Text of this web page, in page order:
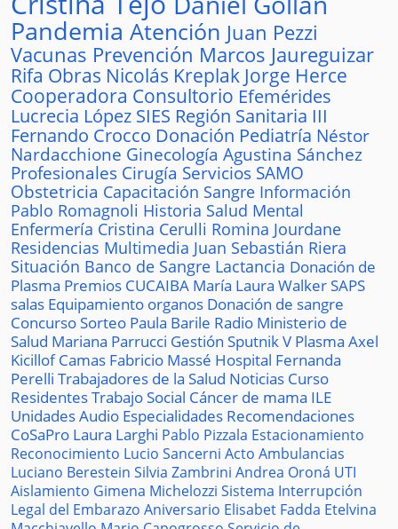
Pandemia Atención Juan Pezzi
Vacunas Prevención Marcos Jaureguizar
Rifa Obras Nicolás Kreplak Jorge Herce
Cooperadora Consultorio Efemérides
Lucrecia López SIES Región Sanitaria III
Fernando Crocco Donación Pediatría Néstor
Nardacchione Ginecología Agustina Sánchez
Profesionales Cirugía Servicios SAMO
Obstetricia Capacitación Sangre Información
Pablo Romagnoli Historia Salud Mental
Enfermería Cristina Cerulli Romina Jourdane
Residencias Multimedia Juan Sebastián Riera
Situación Banco de Sangre Lactancia Donación de
Plasma Premios CUCAIBA María Laura WalkerSAPS
salas Equipamiento organos Donación de sangre
ConcursoSorteo Paula Barile Radio Ministerio de
Salud Mariana Parrucci Gestión Sputnik V Plasma Axel
KicillofCamas Fabricio Massé Hospital Fernanda
Perelli Trabajadores de la Salud Noticias Curso
ResidentesTrabajo Social Cáncer de mama ILE
UnidadesAudio Especialidades Recomendaciones
CoSaPro Laura Larghi Pablo Pizzala Estacionamiento
Reconocimiento Lucio Sancerni Acto Ambulancias
Luciano Berestein Silvia Zambrini Andrea Oroná UTI
Aislamiento Gimena Michelozzi Sistema Interrupción
Legal del Embarazo Aniversario Elisabet Fadda Etelvina